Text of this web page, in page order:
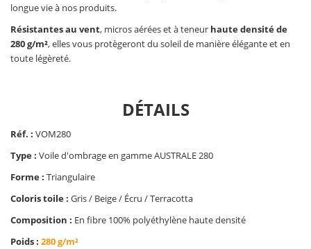
longue vie à nos produits.
Résistantes au vent, micros aérées et à teneur haute densité de
280 g/m², elles vous protègeront du soleil de manière élégante et en
toute légèreté.
DÉTAILS
Réf. : VOM280
Type : Voile d'ombrage en gamme AUSTRALE 280
Forme : Triangulaire
Coloris toile : Gris / Beige / Écru / Terracotta
Composition : En fibre 100% polyéthylène haute densité
Poids : 280 g/m²